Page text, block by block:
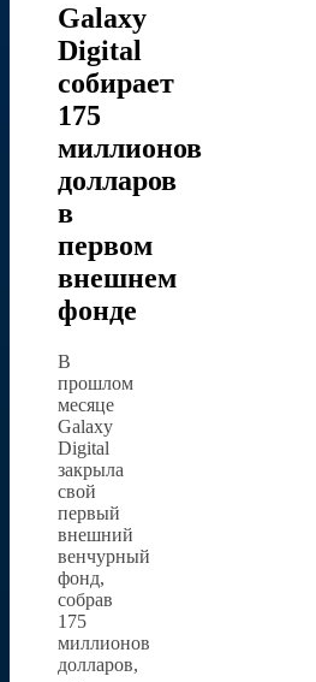
Galaxy
Digital
собирает
175
миллионов
долларов
в
первом
внешнем
фонде
В
прошлом
месяце
Galaxy
Digital
закрыла
свой
первый
внешний
венчурный
фонд,
собрав
175
миллионов
долларов,